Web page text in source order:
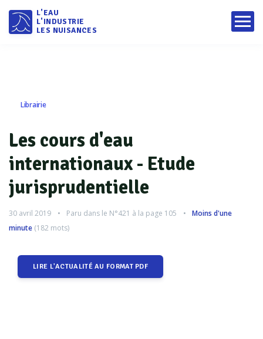
L'EAU
L'INDUSTRIE
LES NUISANCES
Librairie
Les cours d'eau
internationaux - Etude
jurisprudentielle
30 avril 2019 Paru dans le N°421 à la page 105
Moins d'une
minute (182 mots)
LIRE L'ACTUALITÉ AU FORMAT PDF